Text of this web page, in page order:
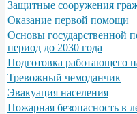
Защитные сооружения
Оказание первой помощи
Основы государственной
период до 2030 года
Подготовка работающего
Тревожный чемоданчик
Эвакуация населения
Пожарная безопасность в